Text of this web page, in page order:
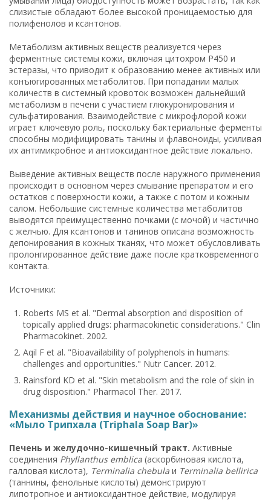
слизистые обладают более высокой проницаемостью для
полифенолов и ксантонов.
Метаболизм активных веществ реализуется через
ферментные системы кожи, включая цитохром P450 и
эстеразы, что приводит к образованию менее активных или
конъюгированных метаболитов. При попадании малых
количеств в системный кровоток возможен дальнейший
метаболизм в печени с участием глюкуронирования и
сульфатирования. Взаимодействие с микрофлорой кожи
играет ключевую роль, поскольку бактериальные ферменты
способны модифицировать танины и флавоноиды, усиливая
их антимикробное и антиоксидантное действие локально.
Выведение активных веществ после наружного применения
происходит в основном через смывание препаратом и его
остатков с поверхности кожи, а также с потом и кожным
салом. Небольшие системные количества метаболитов
выводятся преимущественно почками (с мочой) и частично
с желчью. Для ксантонов и танинов описана возможность
депонирования в кожных тканях, что может обусловливать
пролонгированное действие даже после кратковременного
контакта.
Источники:
Roberts MS et al. "Dermal absorption and disposition of
topically applied drugs: pharmacokinetic considerations." Clin
Pharmacokinet. 2002.
Aqil F et al. "Bioavailability of polyphenols in humans:
challenges and opportunities." Nutr Cancer. 2012.
Rainsford KD et al. "Skin metabolism and the role of skin in
drug disposition." Pharmacol Ther. 2017.
Механизмы действия и научное обоснование:
«Мыло Трипхала (Triphala Soap Bar)»
Печень и желудочно-кишечный тракт. Активные
соединения Phyllanthus emblica (аскорбиновая кислота,
галловая кислота), Terminalia chebula и Terminalia bellirica
(таннины, фенольные кислоты) демонстрируют
липотропное и антиоксидантное действие, модулируя